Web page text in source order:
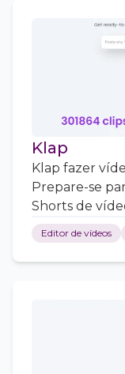
Klap
Klap fazer
Prepare-se
Shorts de
Editor de vídeos